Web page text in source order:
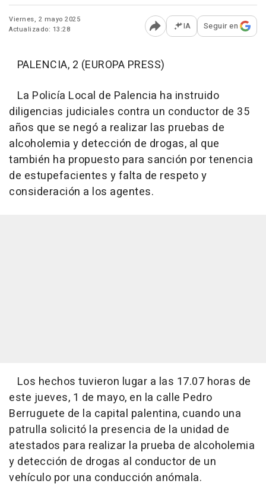
Viernes, 2 mayo 2025
Actualizado: 13:28
Abrir opciones para
IA Seguir en
PALENCIA, 2 (EUROPA PRESS)
La Policía Local de Palencia ha instruido
diligencias judiciales contra un conductor de 35
años que se negó a realizar las pruebas de
alcoholemia y detección de drogas, al que
también ha propuesto para sanción por tenencia
de estupefacientes y falta de respeto y
consideración a los agentes.
Los hechos tuvieron lugar a las 17.07 horas de
este jueves, 1 de mayo, en la calle Pedro
Berruguete de la capital palentina, cuando una
patrulla solicitó la presencia de la unidad de
atestados para realizar la prueba de alcoholemia
y detección de drogas al conductor de un
vehículo por una conducción anómala.